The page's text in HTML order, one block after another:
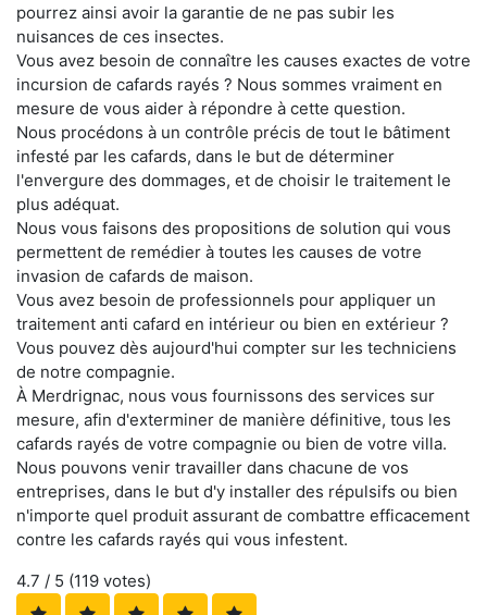
pourrez ainsi avoir la garantie de ne pas subir les
nuisances de ces insectes.
Vous avez besoin de connaître les causes exactes de votre
incursion de cafards rayés ? Nous sommes vraiment en
mesure de vous aider à répondre à cette question.
Nous procédons à un contrôle précis de tout le bâtiment
infesté par les cafards, dans le but de déterminer
l'envergure des dommages, et de choisir le traitement le
plus adéquat.
Nous vous faisons des propositions de solution qui vous
permettent de remédier à toutes les causes de votre
invasion de cafards de maison.
Vous avez besoin de professionnels pour appliquer un
traitement anti cafard en intérieur ou bien en extérieur ?
Vous pouvez dès aujourd'hui compter sur les techniciens
de notre compagnie.
À Merdrignac, nous vous fournissons des services sur
mesure, afin d'exterminer de manière définitive, tous les
cafards rayés de votre compagnie ou bien de votre villa.
Nous pouvons venir travailler dans chacune de vos
entreprises, dans le but d'y installer des répulsifs ou bien
n'importe quel produit assurant de combattre efficacement
contre les cafards rayés qui vous infestent.
4.7 / 5 (119 votes)